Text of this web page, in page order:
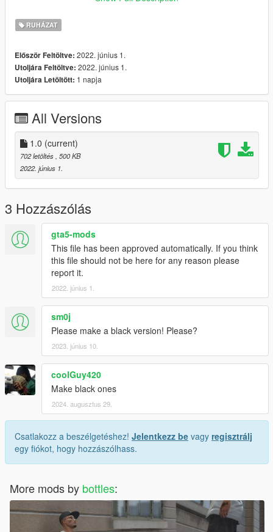
Credits:
_____
I do retextures for fun, I don't want no profit off of it. If you have
retexture ideas or requests let me know, if I like the idea too I'll
probably release it.
RUHÁZAT
Először Feltöltve: 2022. június 1.
Utoljára Feltöltve: 2022. június 1.
Utoljára Letöltött: 1 napja
All Versions
1.0 (current)
702 letöltés , 500 KB
2022. június 1.
3 Hozzászólás
gta5-mods
This file has been approved automatically. If you think
this file should not be here for any reason please
report it.
2022. június 1.
sm0j
Please make a black version! Please?
2023. június 10.
coolGuy420
Make black ones
2024. augusztus 29.
Csatlakozz a beszélgetéshez! Jelentkezz be vagy regisztrálj
egy fiókot, hogy hozzászólhass.
More mods by bottles: